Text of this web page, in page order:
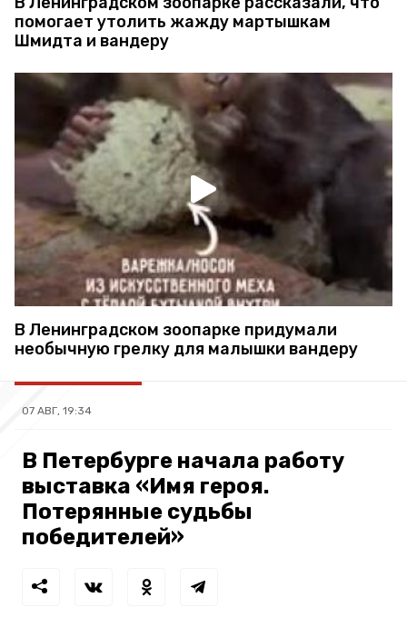
помогает утолить жажду мартышкам
Шмидта и вандеру
В Ленинградском зоопарке придумали
необычную грелку для малышки вандеру
07 АВГ, 19:34
В Петербурге начала работу
выставка «Имя героя.
Потерянные судьбы
победителей»